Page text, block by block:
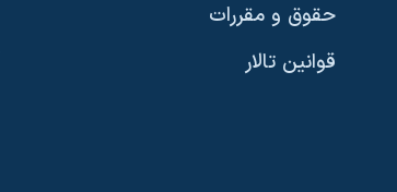
حقوق و مقررات
قوانین تالار